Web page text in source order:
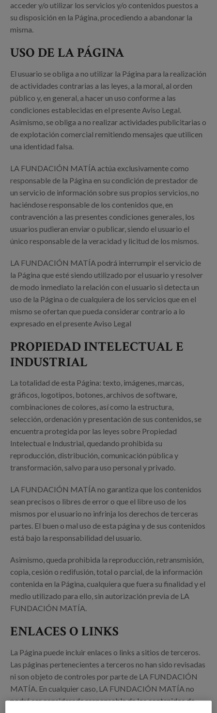
acceder y/o utilizar los servicios y/o contenidos puestos a
su disposición en la Página, procediendo a abandonar la
misma.
USO DE LA PÁGINA
El usuario se obliga a no utilizar la Página para la realización
de actividades contrarias a las leyes, a la moral, al orden
público y, en general, a hacer un uso conforme a las
condiciones establecidas en el presente Aviso Legal.
Asimismo, se obliga a no realizar actividades publicitarias o
de explotación comercial remitiendo mensajes que utilicen
una identidad falsa.
LA FUNDACIÓN MATÍA actúa exclusivamente como
responsable de la Página en su condición de prestador de
un servicio de información sobre sus propios servicios, no
haciéndose responsable de los contenidos que, en
contravención a las presentes condiciones generales, los
usuarios pudieran enviar o publicar, siendo el usuario el
único responsable de la veracidad y licitud de los mismos.
LA FUNDACIÓN MATÍA podrá interrumpir el servicio de
la Página que esté siendo utilizado por el usuario y resolver
de modo inmediato la relación con el usuario si detecta un
uso de la Página o de cualquiera de los servicios que en el
mismo se ofertan que pueda considerar contrario a lo
expresado en el presente Aviso Legal
PROPIEDAD INTELECTUAL E
INDUSTRIAL
La totalidad de esta Página: texto, imágenes, marcas,
gráficos, logotipos, botones, archivos de software,
combinaciones de colores, así como la estructura,
selección, ordenación y presentación de sus contenidos, se
encuentra protegida por las leyes sobre Propiedad
Intelectual e Industrial, quedando prohibida su
reproducción, distribución, comunicación pública y
transformación, salvo para uso personal y privado.
LA FUNDACIÓN MATÍA no garantiza que los contenidos
sean precisos o libres de error o que el libre uso de los
mismos por el usuario no infrinja los derechos de terceras
partes. El buen o mal uso de esta página y de sus contenidos
está bajo la responsabilidad del usuario.
Asimismo, queda prohibida la reproducción, retransmisión,
copia, cesión o redifusión, total o parcial, de la información
contenida en la Página, cualquiera que fuera su finalidad y el
medio utilizado para ello, sin autorización previa de LA
FUNDACIÓN MATÍA.
ENLACES O LINKS
La Página puede incluir enlaces o links a sitios de terceros.
Las páginas pertenecientes a terceros no han sido revisadas
ni son objeto de controles por parte de LA FUNDACIÓN
MATÍA. En cualquier caso, LA FUNDACIÓN MATÍA no
podrá ser considerada responsable de los contenidos de